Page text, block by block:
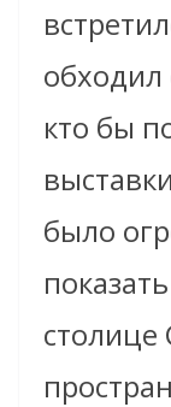
обходил
кто бы
было
столице